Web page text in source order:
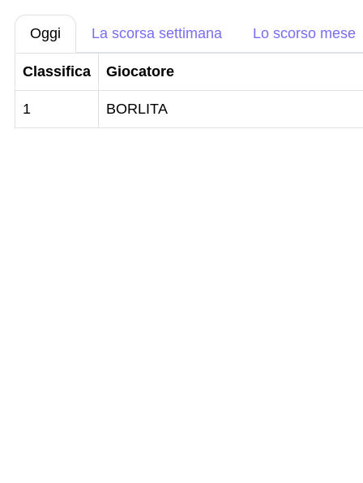
Oggi La scorsa settimana Lo scorso mese
Classifica Giocatore
1 BORLITA